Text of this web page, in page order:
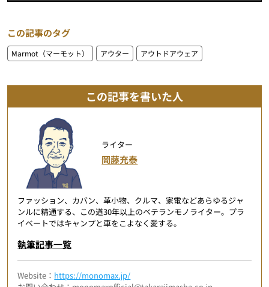
この記事のタグ
Marmot（マーモット） アウター アウトドアウェア
この記事を書いた人
ライター
岡藤充泰
ファッション、カバン、革小物、クルマ、家電などあらゆるジャ
ンルに精通する、この道30年以上のベテランモノライター。プラ
イベートではキャンプと車をこよなく愛する。
執筆記事一覧
Website： https://monomax.jp/